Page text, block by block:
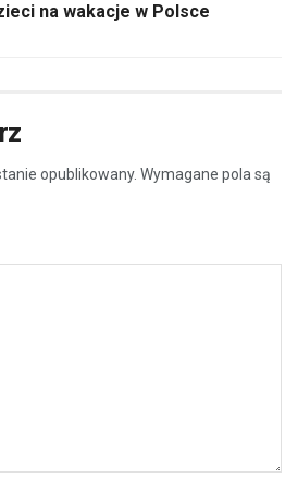
na wakacje w Polsce
opublikowany. Wymagane pola są